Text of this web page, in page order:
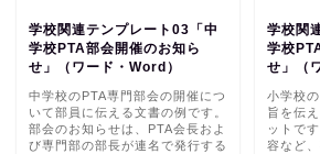
学校関連テンプレート03「中
学校PTA部会開催のお知ら
せ」（ワード・Word）
中学校のPTA専門部会の開催につ
いて部員に伝える文書の例です。
部会のお知らせは、PTA会長およ
び専門部の部長が連名で発行する
学校関
学校
せ」（
小学校
旨を伝
ットで
容など